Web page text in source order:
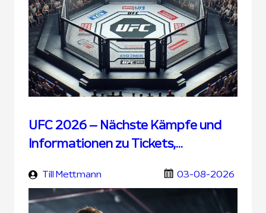
UFC 2026 – Nächste Kämpfe und
Informationen zu Tickets,
Till Mettmann 03-08-2026